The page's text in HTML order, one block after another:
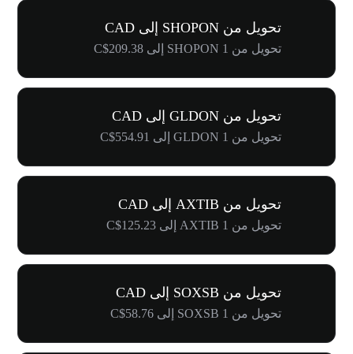
تحويل من SHOPON إلى CAD
تحويل من 1 SHOPON إلى C$209.38
تحويل من GLDON إلى CAD
تحويل من 1 GLDON إلى C$554.91
تحويل من AXTIB إلى CAD
تحويل من 1 AXTIB إلى C$125.23
تحويل من SOXSB إلى CAD
تحويل من 1 SOXSB إلى C$58.76